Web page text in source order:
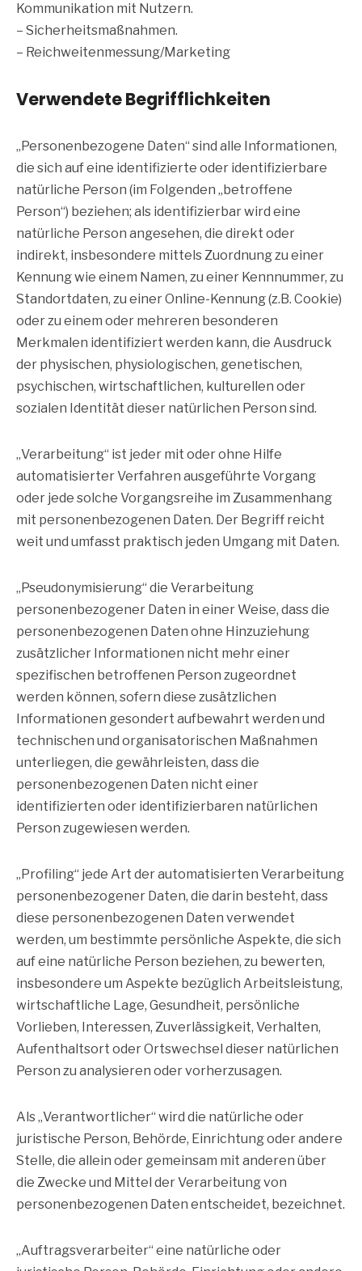
Kommunikation mit Nutzern.
– Sicherheitsmaßnahmen.
– Reichweitenmessung/Marketing
Verwendete Begrifflichkeiten
„Personenbezogene Daten“ sind alle Informationen,
die sich auf eine identifizierte oder identifizierbare
natürliche Person (im Folgenden „betroffene
Person“) beziehen; als identifizierbar wird eine
natürliche Person angesehen, die direkt oder
indirekt, insbesondere mittels Zuordnung zu einer
Kennung wie einem Namen, zu einer Kennnummer, zu
Standortdaten, zu einer Online-Kennung (z.B. Cookie)
oder zu einem oder mehreren besonderen
Merkmalen identifiziert werden kann, die Ausdruck
der physischen, physiologischen, genetischen,
psychischen, wirtschaftlichen, kulturellen oder
sozialen Identität dieser natürlichen Person sind.
„Verarbeitung“ ist jeder mit oder ohne Hilfe
automatisierter Verfahren ausgeführte Vorgang
oder jede solche Vorgangsreihe im Zusammenhang
mit personenbezogenen Daten. Der Begriff reicht
weit und umfasst praktisch jeden Umgang mit Daten.
„Pseudonymisierung“ die Verarbeitung
personenbezogener Daten in einer Weise, dass die
personenbezogenen Daten ohne Hinzuziehung
zusätzlicher Informationen nicht mehr einer
spezifischen betroffenen Person zugeordnet
werden können, sofern diese zusätzlichen
Informationen gesondert aufbewahrt werden und
technischen und organisatorischen Maßnahmen
unterliegen, die gewährleisten, dass die
personenbezogenen Daten nicht einer
identifizierten oder identifizierbaren natürlichen
Person zugewiesen werden.
„Profiling“ jede Art der automatisierten Verarbeitung
personenbezogener Daten, die darin besteht, dass
diese personenbezogenen Daten verwendet
werden, um bestimmte persönliche Aspekte, die sich
auf eine natürliche Person beziehen, zu bewerten,
insbesondere um Aspekte bezüglich Arbeitsleistung,
wirtschaftliche Lage, Gesundheit, persönliche
Vorlieben, Interessen, Zuverlässigkeit, Verhalten,
Aufenthaltsort oder Ortswechsel dieser natürlichen
Person zu analysieren oder vorherzusagen.
Als „Verantwortlicher“ wird die natürliche oder
juristische Person, Behörde, Einrichtung oder andere
Stelle, die allein oder gemeinsam mit anderen über
die Zwecke und Mittel der Verarbeitung von
personenbezogenen Daten entscheidet, bezeichnet.
„Auftragsverarbeiter“ eine natürliche oder